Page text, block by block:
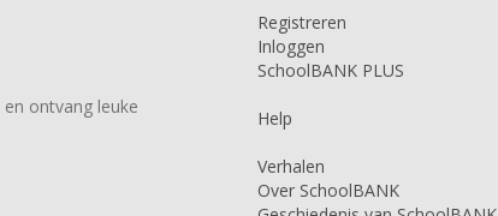
en ontvang leuke
Registreren
Inloggen
SchoolBANK PLUS
Help
Verhalen
Over SchoolBANK